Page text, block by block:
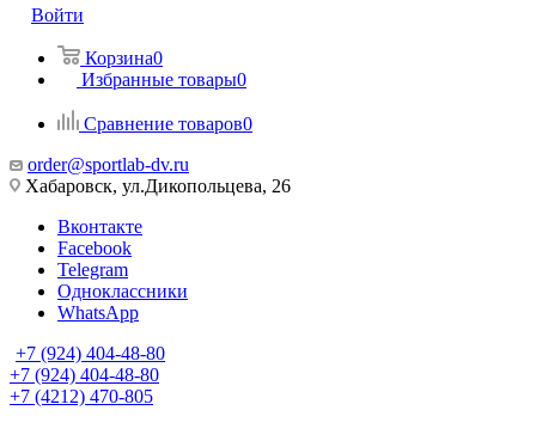
Войти
Корзина0
Избранные товары0
Сравнение товаров0
order@sportlab-dv.ru
Хабаровск, ул.Дикопольцева, 26
Вконтакте
Facebook
Telegram
Одноклассники
WhatsApp
+7 (924) 404-48-80
+7 (924) 404-48-80
+7 (4212) 470-805